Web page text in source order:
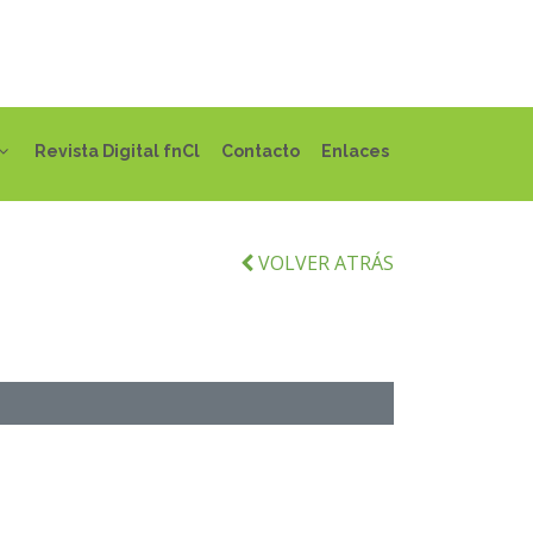
Revista Digital fnCl Contacto Enlaces
VOLVER ATRÁS